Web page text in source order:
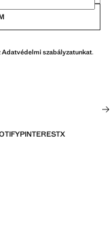
Adatvédelmi szabályzatunkat.
PINTERESTX